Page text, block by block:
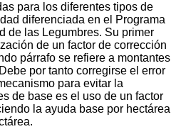
para los diferentes tipos de
diferenciada en el Programa
de las Legumbres. Su primer
de un factor de corrección
párrafo se refiere a montantes
por tanto corregirse el error
para evitar la
de base es el uso de un factor
la ayuda base por hectárea